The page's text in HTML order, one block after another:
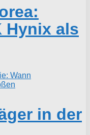
Hynix als
in der